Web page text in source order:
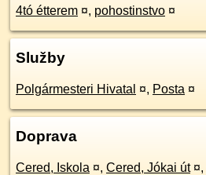
4tó étterem ¤, pohostinstvo ¤
Služby
Polgármesteri Hivatal ¤, Posta ¤
Doprava
Cered, Iskola ¤, Cered, Jókai út ¤,